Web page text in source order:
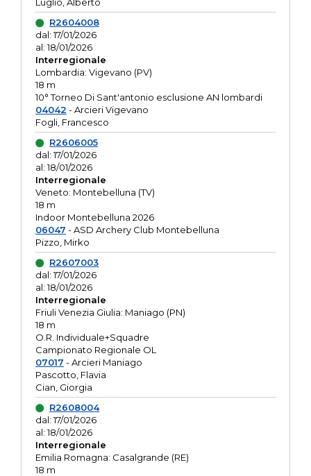
R2604008
dal: 17/01/2026
al: 18/01/2026
Interregionale
Lombardia: Vigevano (PV)
18 m
10° Torneo Di Sant'antonio esclusione AN lombardi
04042 - Arcieri Vigevano
Fogli, Francesco
R2606005
dal: 17/01/2026
al: 18/01/2026
Interregionale
Veneto: Montebelluna (TV)
18 m
Indoor Montebelluna 2026
06047 - ASD Archery Club Montebelluna
Pizzo, Mirko
R2607003
dal: 17/01/2026
al: 18/01/2026
Interregionale
Friuli Venezia Giulia: Maniago (PN)
18 m
O.R. Individuale+Squadre
Campionato Regionale OL
07017 - Arcieri Maniago
Pascotto, Flavia
Cian, Giorgia
R2608004
dal: 17/01/2026
al: 18/01/2026
Interregionale
Emilia Romagna: Casalgrande (RE)
18 m